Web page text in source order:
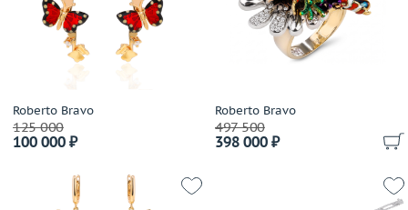
Avakian
Balocchi Preziosi
Baraka
Belle Bague (GIM)
Bellini
Bernhard H.Mayer
Bersani
Выбрано:
Размер (только для колец)
Теги
Roberto Bravo
125 000
100 000 ₽
Roberto Bravo
497 500
398 000 ₽